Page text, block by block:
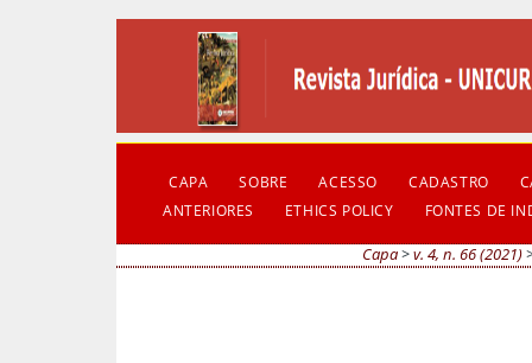
CAPA SOBRE ACESSO CADASTRO
ANTERIORES
ETHICS POLICY FONTES DE
Capa>v. 4, n. 66 (2021)